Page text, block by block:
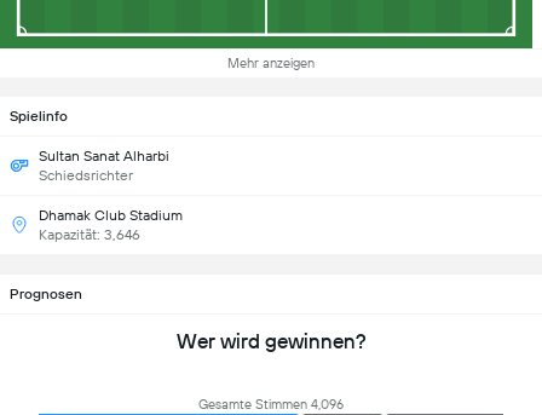
Mehr anzeigen
Spielinfo
Sultan Sanat Alharbi
Schiedsrichter
Dhamak Club Stadium
Kapazität: 3,646
Prognosen
Wer wird gewinnen?
Gesamte Stimmen 4,096